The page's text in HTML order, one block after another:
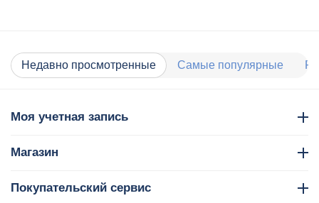
Недавно просмотренные Самые популярные
Моя учетная запись
Магазин
Покупательский сервис